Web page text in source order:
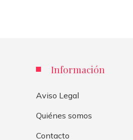
Información
Aviso Legal
Quiénes somos
Contacto